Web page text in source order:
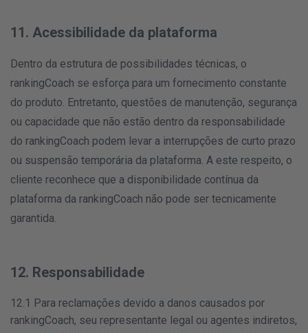
11. Acessibilidade da plataforma
Dentro da estrutura de possibilidades técnicas, o
rankingCoach se esforça para um fornecimento constante
do produto. Entretanto, questões de manutenção, segurança
ou capacidade que não estão dentro da responsabilidade
do rankingCoach podem levar a interrupções de curto prazo
ou suspensão temporária da plataforma. A este respeito, o
cliente reconhece que a disponibilidade contínua da
plataforma da rankingCoach não pode ser tecnicamente
garantida.
12. Responsabilidade
12.1 Para reclamações devido a danos causados por
rankingCoach, seu representante legal ou agentes indiretos,